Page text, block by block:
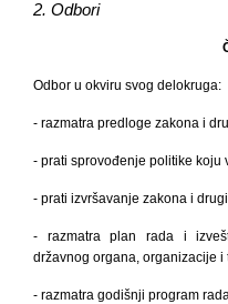
2. Odbori
Odbor u okviru svog delokruga:
- razmatra predloge zakona i
- prati sprovođenje politike koju
- prati izvršavanje zakona i
- razmatra plan rada i
državnog organa, organizacije i
- razmatra godišnji program